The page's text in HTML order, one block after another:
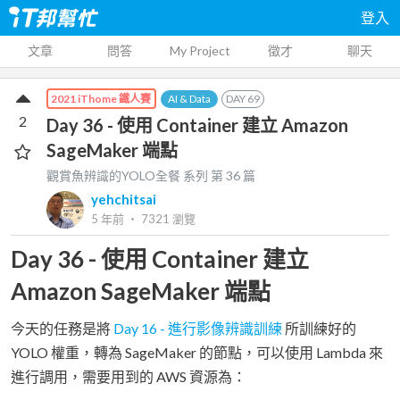
登入
文章 問答 My Project 徵才 聊天
2021 iThome 鐵人賽 AI & Data DAY 69
Day 36 - 使用 Container 建立 Amazon
SageMaker 端點
觀賞魚辨識的YOLO全餐 系列 第36 篇
yehchitsai
5 年前 ‧ 7321 瀏覽
2
Day 36 - 使用 Container 建立
Amazon SageMaker 端點
今天的任務是將 Day 16 - 進行影像辨識訓練 所訓練好的
YOLO 權重，轉為 SageMaker 的節點，可以使用 Lambda 來
進行調用，需要用到的 AWS 資源為：